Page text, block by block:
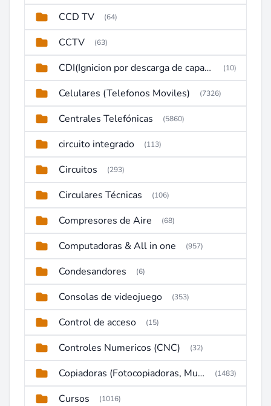
CCD TV (64)
CCTV (63)
CDI(Ignicion por descarga de capacitor) (10)
Celulares (Telefonos Moviles) (7326)
Centrales Telefónicas (5860)
circuito integrado (113)
Circuitos (293)
Circulares Técnicas (106)
Compresores de Aire (68)
Computadoras & All in one (957)
Condesandores (6)
Consolas de videojuego (353)
Control de acceso (15)
Controles Numericos (CNC) (32)
Copiadoras (Fotocopiadoras, Multifunctions, Ploter, etc) (1483)
Cursos (1016)